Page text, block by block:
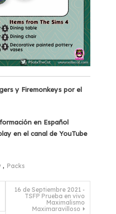
y Firemonkeys por el
en Español
en el canal de YouTube
, Packs
16 de Septiembre 2021 -
TSFP Prueba en vivo
Maximalismo
Maximaravilloso